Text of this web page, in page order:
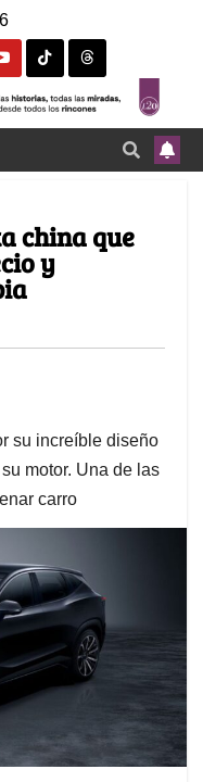
china que
y
su increíble diseño
motor. Una de las
carro